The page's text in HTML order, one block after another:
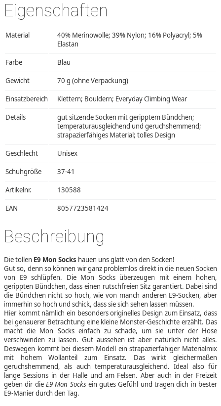
Eigenschaften
Material
40% Merinowolle; 39% Nylon; 16% Polyacryl; 5%
Elastan
Farbe Blau
Gewicht 70 g (ohne Verpackung)
Einsatzbereich Klettern; Bouldern; Everyday Climbing Wear
Details
gut sitzende Socken mit geripptem Bündchen;
temperaturausgleichend und geruchshemmend;
strapazierfähiges Material; tolles Design
Geschlecht Unisex
Schuhgröße 37-41
Artikelnr. 130588
EAN 8057723581424
Beschreibung
Die tollen E9 Mon Socks hauen uns glatt von den Socken!
Gut so, denn so können wir ganz problemlos direkt in die neuen Socken
von E9 schlüpfen. Die Mon Socks überzeugen mit einem hohen,
gerippten Bündchen, dass einen rutschfreien Sitz garantiert. Dabei sind
die Bündchen nicht so hoch, wie von manch anderen E9-Socken, aber
immerhin so hoch und schick, dass sie sich sehen lassen müssen.
Hier kommt nämlich ein besonders originelles Design zum Einsatz, dass
bei genauerer Betrachtung eine kleine Monster-Geschichte erzählt. Das
macht die Mon Socks einfach zu schade, um sie unter der Hose
verschwinden zu lassen. Gut aussehen ist aber natürlich nicht alles.
Deswegen kommt bei diesem Modell ein strapazierfähiger Materialmix
mit hohem Wollanteil zum Einsatz. Das wirkt gleichermaßen
geruchshemmend, als auch temperaturausgleichend. Ideal also für
lange Sessions in der Halle und am Felsen. Aber auch in der Freizeit
geben dir die E9 Mon Socksein gutes Gefühl und tragen dich in bester
E9-Manier durch den Tag.